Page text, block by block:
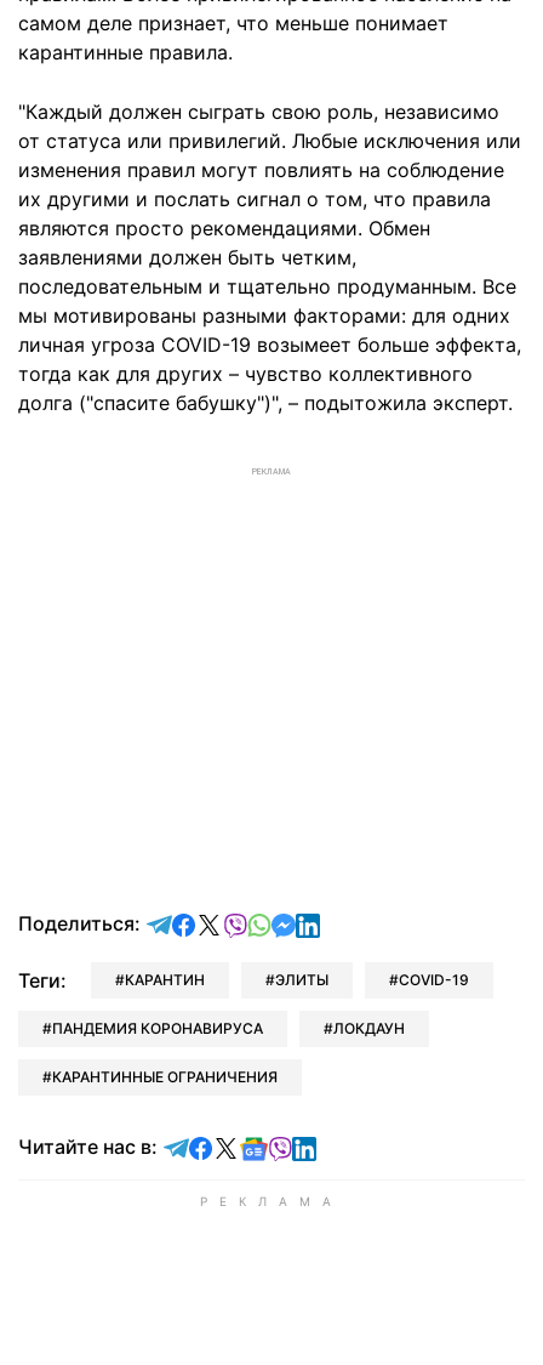
самом деле признает, что меньше понимает
карантинные правила.
"Каждый должен сыграть свою роль, независимо
от статуса или привилегий. Любые исключения или
изменения правил могут повлиять на соблюдение
их другими и послать сигнал о том, что правила
являются просто рекомендациями. Обмен
заявлениями должен быть четким,
последовательным и тщательно продуманным. Все
мы мотивированы разными факторами: для одних
личная угроза COVID-19 возымеет больше эффекта,
тогда как для других – чувство коллективного
долга ("спасите бабушку")", – подытожила эксперт.
РЕКЛАМА
Поделиться: отправить в Telegram
поделиться в Facebook
поделиться в X
отправить в Viber
отправить в Whatsapp
отправить в Messenger
отправить в LinkedIn
Теги: КАРАНТИН ЭЛИТЫ COVID-19
ПАНДЕМИЯ КОРОНАВИРУСА ЛОКДАУН
КАРАНТИННЫЕ ОГРАНИЧЕНИЯ
Читайте нас в: Читайте в Telegram
Читайте в Facebook
Читайте в X
Читайте в Google news
Читайте в Viber
Читайте в LinkedIn